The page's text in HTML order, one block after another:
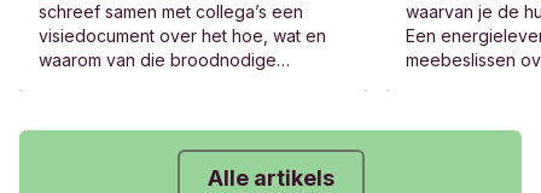
schreef samen met collega’s een
visiedocument over het hoe, wat en
waarom van die broodnodige
financieel systeem.”
waarvan je de
Een
meebeslissen
Alle artikels